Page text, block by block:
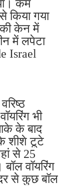
कम
किया गया
केन में
में लपेटा
Israel
भी
के बाद
शीशे टूटे
से 25
बॉल वॉयरिंग
से कुछ बॉल